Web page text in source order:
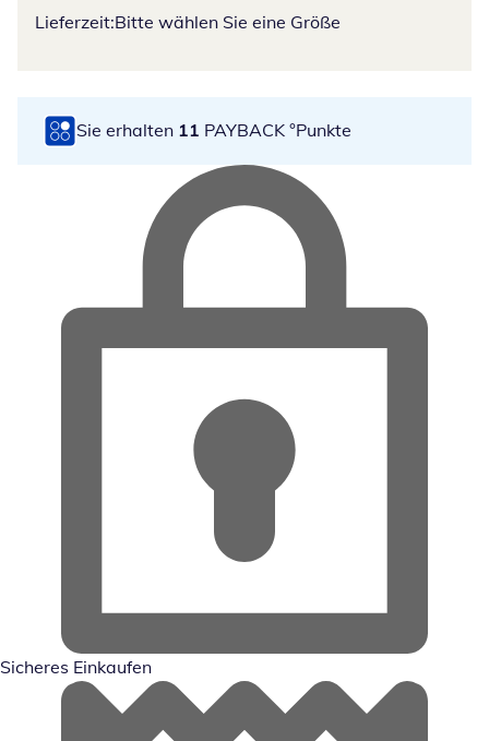
Lieferzeit:Bitte wählen Sie eine Größe
Sie erhalten 11 PAYBACK °Punkte
Sicheres Einkaufen